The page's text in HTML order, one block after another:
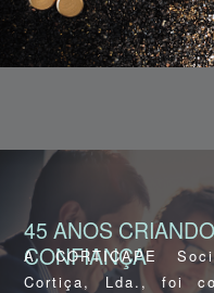
45 ANOS
CONFIANÇA
A CORTICAPE
Cortiça, Lda., foi